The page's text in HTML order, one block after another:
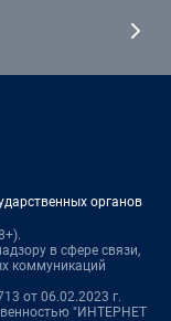
органов
в сфере связи,
коммуникаций
от 06.02.2023 г.
"ИНТЕРНЕТ